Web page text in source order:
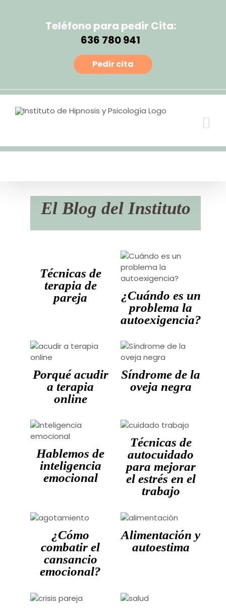
Teléfono para pedir Cita:
636 780 941
Pedir cita
El Blog del Instituto
Técnicas de
terapia de
pareja
¿Cuándo es un
problema la
autoexigencia?
Porqué acudir
a terapia
online
Síndrome de la
oveja negra
Hablemos de
inteligencia
emocional
Técnicas de
autocuidado
para mejorar
el estrés en el
trabajo
¿Cómo
combatir el
cansancio
emocional?
Alimentación y
autoestima